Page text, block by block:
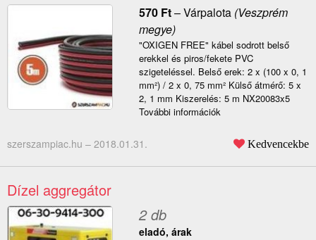
570 Ft–Várpalota(Veszprém
megye)
"OXIGEN FREE" kábel sodrott belső
erekkel és piros/fekete PVC
szigeteléssel. Belső erek: 2 x (100 x 0, 1
mm²) / 2 x 0, 75 mm² Külső átmérő: 5 x
2, 1 mm Kiszerelés: 5 m NX20083x5
További információk
szerszampiac.hu – 2018.01.31. Kedvencekbe
Dízel aggregátor
2 db
eladó, árak